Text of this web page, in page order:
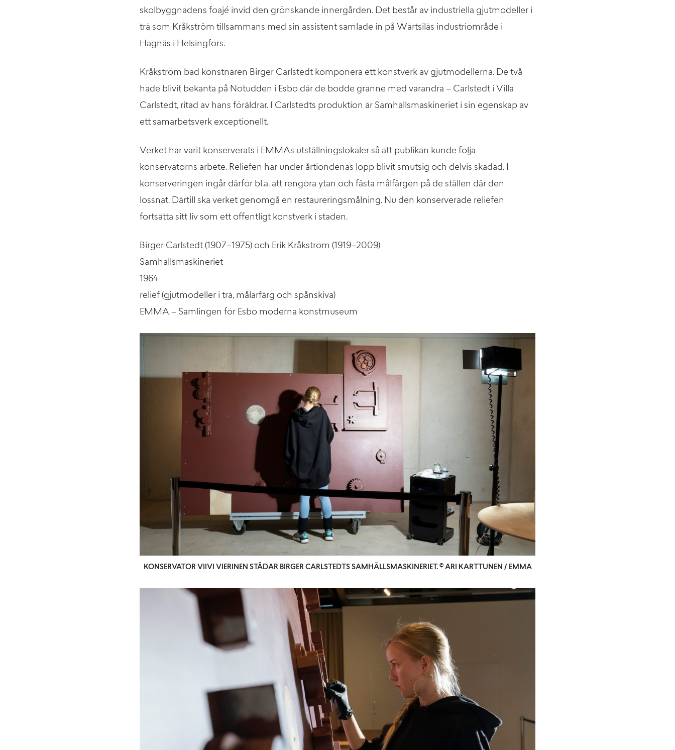
skolbyggnadens foajé invid den grönskande innergården. Det består av industriella gjutmodeller i
trä som Kråkström tillsammans med sin assistent samlade in på Wärtsiläs industriområde i
Hagnäs i Helsingfors.
Kråkström bad konstnären Birger Carlstedt komponera ett konstverk av gjutmodellerna. De två
hade blivit bekanta på Notudden i Esbo där de bodde granne med varandra – Carlstedt i Villa
Carlstedt, ritad av hans föräldrar. I Carlstedts produktion är Samhällsmaskineriet i sin egenskap av
ett samarbetsverk exceptionellt.
Verket har varit konserverats i EMMAs utställningslokaler så att publikan kunde följa
konservatorns arbete. Reliefen har under årtiondenas lopp blivit smutsig och delvis skadad. I
konserveringen ingår därför bl.a. att rengöra ytan och fästa målfärgen på de ställen där den
lossnat. Därtill ska verket genomgå en restaureringsmålning. Nu den konserverade reliefen
fortsätta sitt liv som ett offentligt konstverk i staden.
Birger Carlstedt (1907–1975) och Erik Kråkström (1919–2009)
Samhällsmaskineriet
1964
relief (gjutmodeller i trä, målarfärg och spånskiva)
EMMA – Samlingen för Esbo moderna konstmuseum
KONSERVATOR VIIVI VIERINEN STÄDAR BIRGER CARLSTEDTS SAMHÄLLSMASKINERIET. © ARI KARTTUNEN / EMMA